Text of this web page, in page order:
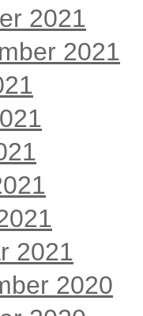
2021
2021
2021
2020